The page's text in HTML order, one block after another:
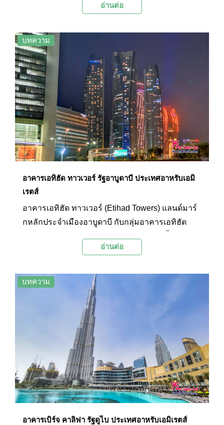
สถาปัตยกรรมรูปทรงสะดุดตาที่ทำให้อาคารแห่งนี้มี
อ่านต่อ
บทความ
อาคารเอทิฮัด ทาวเวอร์ รัฐอาบูดาบี ประเทศอาหรับเอมิ
เรตส์
อาคารเอทิฮัด ทาวเวอร์ (Etihad Towers) แลนด์มาร์
กหลักประจำเมืองอาบูดาบี กับกลุ่มอาคารเอทิฮัด
ภายในเป็นแหล่งรวมความบันเทิงระดับ 5 ดาวไว้ครบ
ภาพยนตร์ชื่อดังระดับโลกอย่าง ฟาสต์แอนด์ฟิวเรียส
7 (Fast & Furious 7) ด้วย
อ่านต่อ
บทความ
อาคารเบิร์จ คาลิฟา รัฐดูไบ ประเทศอาหรับเอมิเรตส์